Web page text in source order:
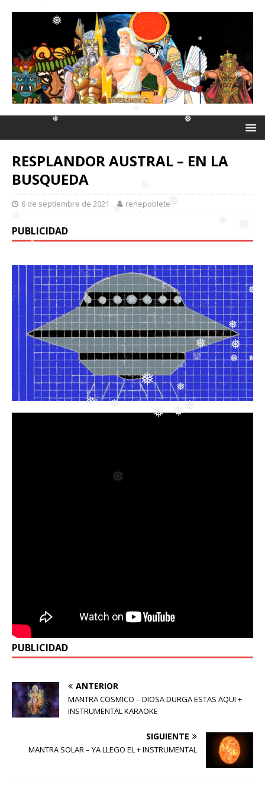
❅
❅
❅
❅
❅
❅
❅
❅
❅
❅
❅
❅
❅
❅
❅
❅
❅
RESPLANDOR AUSTRAL – EN LA
BUSQUEDA
6 de septiembre de 2021 renepoblete
PUBLICIDAD
PUBLICIDAD
ANTERIOR
MANTRA COSMICO – DIOSA DURGA ESTAS AQUI +
INSTRUMENTAL KARAOKE
SIGUIENTE
MANTRA SOLAR – YA LLEGO EL + INSTRUMENTAL